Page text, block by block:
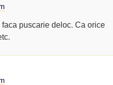
puscarie deloc. Ca orice